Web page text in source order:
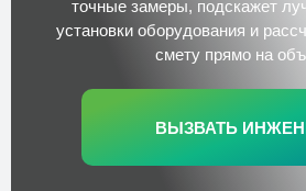
Заказать
точные замеры, подскажет
установки оборудования и
смету прямо на
ВЫЗВАТЬ